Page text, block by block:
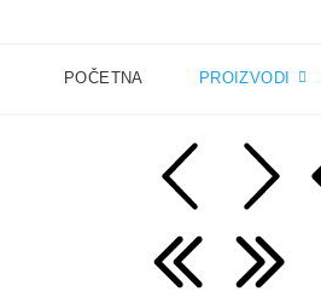
POČETNA PROIZVODI